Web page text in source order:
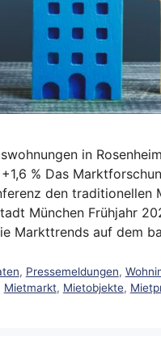
in
% Das
den traditionellen
München Frühjahr
Markttrends auf dem
, Pressemeldungen,
Mietmarkt, Mietobjekte,